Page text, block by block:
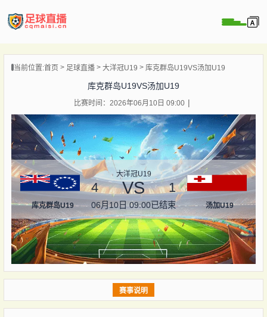
播
闻
当前位置:首页 足球直播 大洋冠U19 库克群岛U19VS汤加U19
库克群岛U19VS汤加U19
比赛时间：2026年06月10日 09:00
库克群岛U19
大洋冠U19
4 VS 1
06月10日 09:00已结束 汤加U19
赛事说明